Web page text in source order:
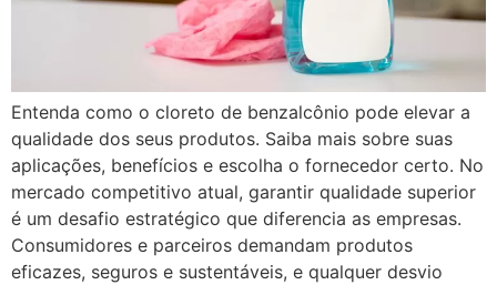
Entenda como o cloreto de benzalcônio pode elevar a
qualidade dos seus produtos. Saiba mais sobre suas
aplicações, benefícios e escolha o fornecedor certo. No
mercado competitivo atual, garantir qualidade superior
é um desafio estratégico que diferencia as empresas.
Consumidores e parceiros demandam produtos
eficazes, seguros e sustentáveis, e qualquer desvio